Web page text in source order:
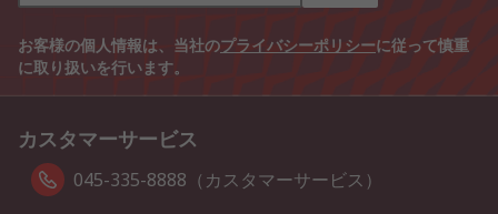
お客様の個人情報は、当社のプライバシーポリシーに従って慎重
に取り扱いを行います。
カスタマーサービス
045-335-8888（カスタマーサービス）